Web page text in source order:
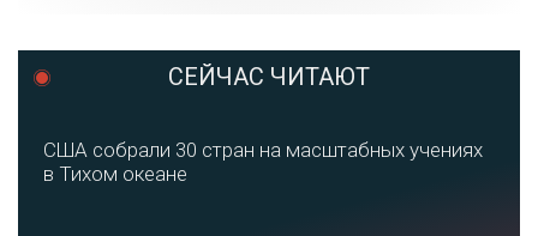
СЕЙЧАС ЧИТАЮТ
США собрали 30 стран на масштабных учениях
в Тихом океане